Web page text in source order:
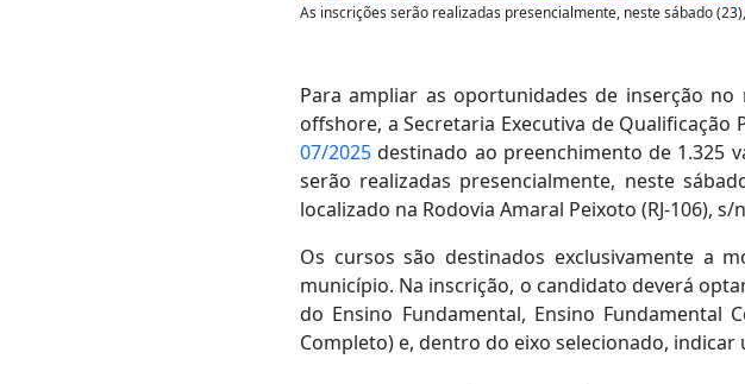
As inscrições serão realizadas presencialmente, neste sábado
Para ampliar as oportunidades de inserção
offshore, a Secretaria Executiva de
07/2025 destinado ao preenchimento de 1.325
serão realizadas presencialmente, neste
localizado na Rodovia Amaral Peixoto (RJ-106), s/
Os cursos são destinados exclusivamente a
município. Na inscrição, o candidato deverá
do Ensino Fundamental, Ensino Fundamental
Completo) e, dentro do eixo selecionado,